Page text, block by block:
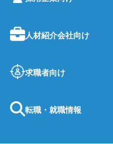
人材紹介会社向け
求職者向け
転職・就職情報